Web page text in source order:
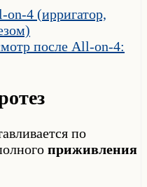
4 (ирригатор,
после All-on-4:
по
приживления